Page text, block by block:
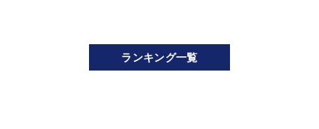
ランキング一覧